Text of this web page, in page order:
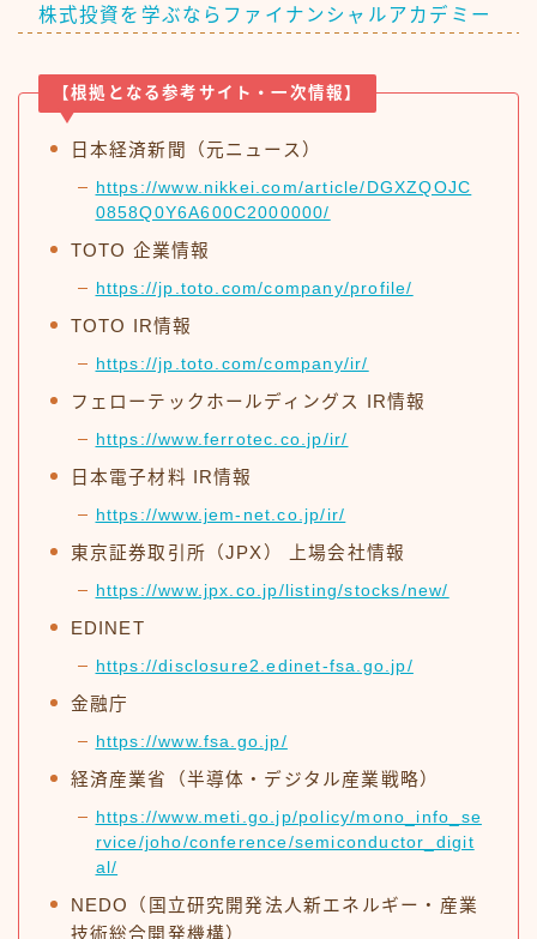
株式投資を学ぶならファイナンシャルアカデミー
【根拠となる参考サイト・一次情報】
日本経済新聞（元ニュース）
https://www.nikkei.com/article/DGXZQOJC
0858Q0Y6A600C2000000/
TOTO 企業情報
https://jp.toto.com/company/profile/
TOTO IR情報
https://jp.toto.com/company/ir/
フェローテックホールディングス IR情報
https://www.ferrotec.co.jp/ir/
日本電子材料 IR情報
https://www.jem-net.co.jp/ir/
東京証券取引所（JPX） 上場会社情報
https://www.jpx.co.jp/listing/stocks/new/
EDINET
https://disclosure2.edinet-fsa.go.jp/
金融庁
https://www.fsa.go.jp/
経済産業省（半導体・デジタル産業戦略）
https://www.meti.go.jp/policy/mono_info_se
rvice/joho/conference/semiconductor_digit
al/
NEDO（国立研究開発法人新エネルギー・産業
技術総合開発機構）